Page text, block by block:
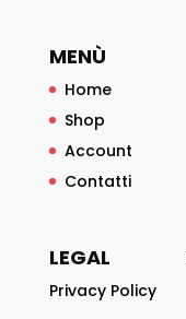
MENÙ
Home
Shop
Account
Contatti
LEGAL
Privacy Policy